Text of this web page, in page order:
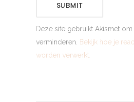
SUBMIT
Deze site gebruikt Akismet
verminderen.
Bekijk hoe je
worden verwerkt